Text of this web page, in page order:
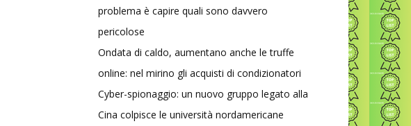
problema è capire quali sono davvero
pericolose
Ondata di caldo, aumentano anche le truffe
online: nel mirino gli acquisti di condizionatori
Cyber-spionaggio: un nuovo gruppo legato alla
Cina colpisce le università nordamericane